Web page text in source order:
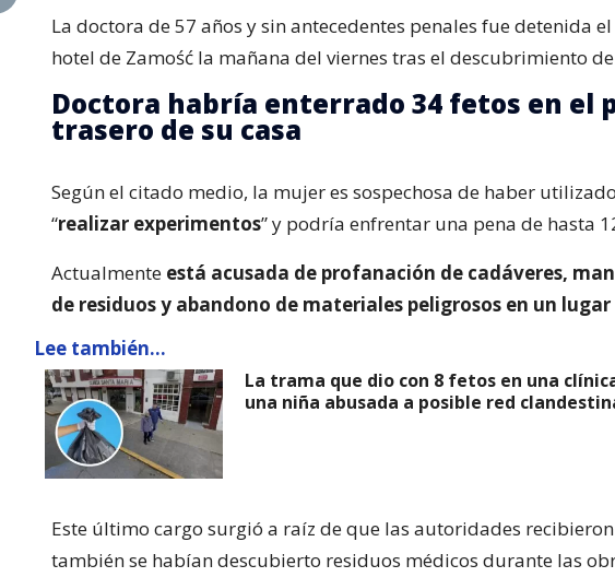
La doctora de 57 años y sin antecedentes penales fue detenida
hotel de Zamość la mañana del viernes tras el descubrimiento
Doctora habría enterrado 34 fetos en el
trasero de su casa
Según el citado medio, la mujer es sospechosa de haber
“realizar experimentos” y podría enfrentar una pena de hasta
Actualmente está acusada de profanación de cadáveres,
de residuos y abandono de materiales peligrosos en un
Lee también...
La trama que dio con 8 fetos en una
una niña abusada a posible red
Este último cargo surgió a raíz de que las autoridades
también se habían descubierto residuos médicos durante las